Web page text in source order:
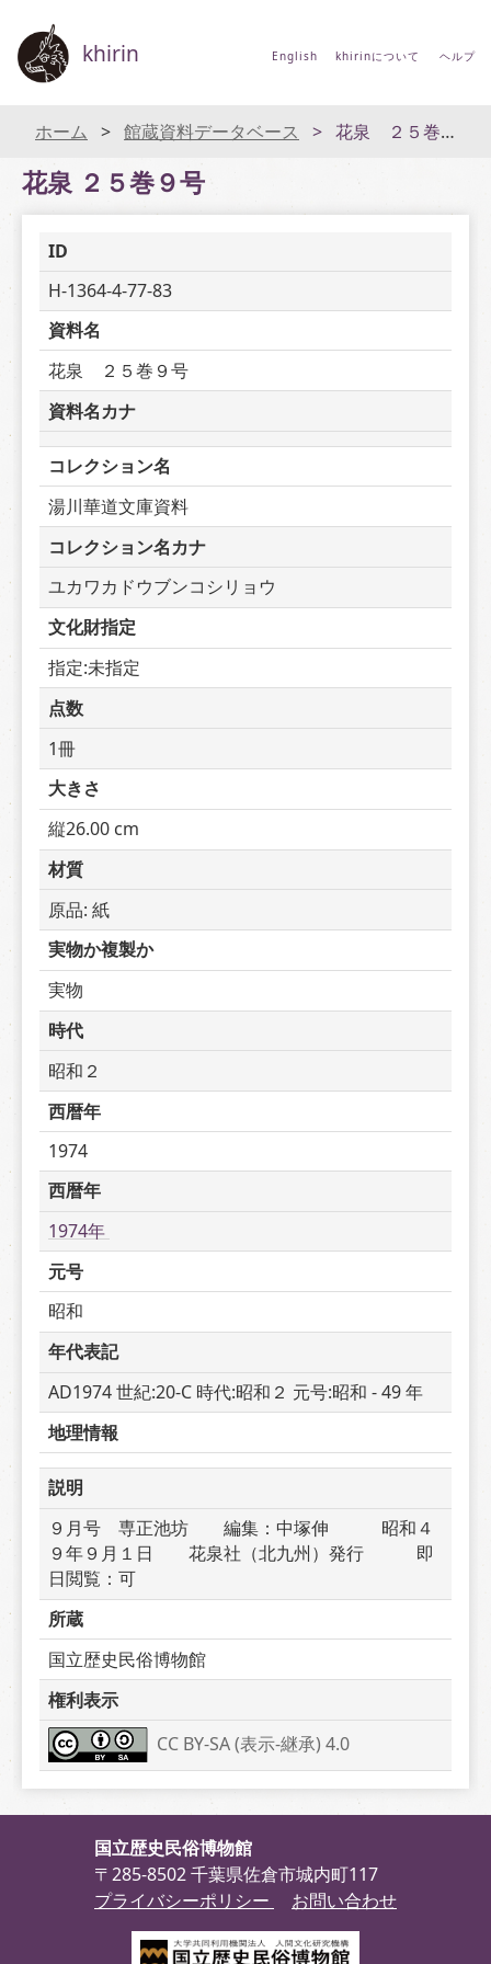
khirin English khirinについて ヘルプ
ホーム 館蔵資料データベース 花泉 ２５巻９号
花泉 ２５巻９号
ID
H-1364-4-77-83
資料名
花泉　２５巻９号
資料名カナ
コレクション名
湯川華道文庫資料
コレクション名カナ
ユカワカドウブンコシリョウ
文化財指定
指定:未指定
点数
1冊
大きさ
縦26.00 cm
材質
原品: 紙
実物か複製か
実物
時代
昭和２
西暦年
1974
西暦年
1974年
元号
昭和
年代表記
AD1974 世紀:20-C 時代:昭和２ 元号:昭和 - 49 年
地理情報
説明
９月号　専正池坊　　編集：中塚伸　　　昭和４
９年９月１日　　花泉社（北九州）発行　　　即
日閲覧：可
所蔵
国立歴史民俗博物館
権利表示
CC BY-SA (表示-継承) 4.0
国立歴史民俗博物館
〒285-8502 千葉県佐倉市城内町117
プライバシーポリシー
お問い合わせ